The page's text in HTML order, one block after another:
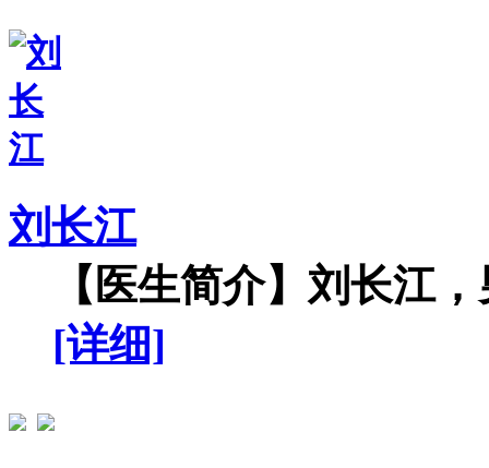
刘长江
【医生简介】刘长江
[详细]